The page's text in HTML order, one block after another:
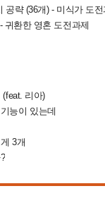
공략 (36개) - 미식가 도전
귀환한 영혼 도전과제
리아)
능이 있는데
3개